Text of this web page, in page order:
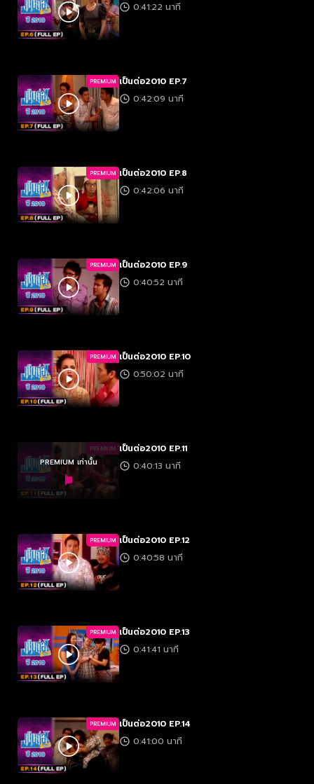
0:41:22 นาที
PREMIUM เป็นต่อ2010 EP.7
0:42:09 นาที
PREMIUM เป็นต่อ2010 EP.8
0:42:06 นาที
PREMIUM เป็นต่อ2010 EP.9
0:40:52 นาที
PREMIUM เป็นต่อ2010 EP.10
0:50:02 นาที
PREMIUM
PREMIUM เท่านั้น
เป็นต่อ2010 EP.11
0:40:13 นาที
PREMIUM เป็นต่อ2010 EP.12
0:40:58 นาที
PREMIUM เป็นต่อ2010 EP.13
0:41:41 นาที
PREMIUM เป็นต่อ2010 EP.14
0:41:00 นาที